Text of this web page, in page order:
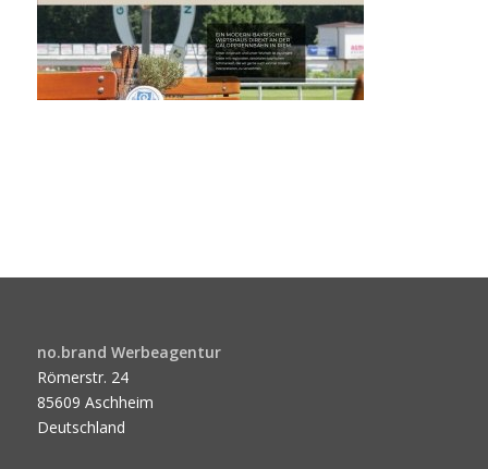
no.brand Werbeagentur
Römerstr. 24
85609 Aschheim
Deutschland